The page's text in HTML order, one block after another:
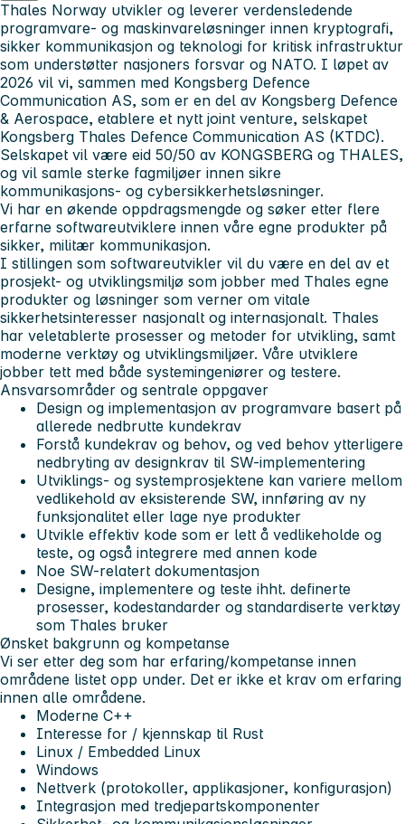
Thales Norway utvikler og leverer verdensledende
programvare- og maskinvareløsninger innen kryptografi,
sikker kommunikasjon og teknologi for kritisk infrastruktur
som understøtter nasjoners forsvar og NATO. I løpet av
2026 vil vi, sammen med Kongsberg Defence
Communication AS, som er en del av Kongsberg Defence
& Aerospace, etablere et nytt joint venture, selskapet
Kongsberg Thales Defence Communication AS (KTDC).
Selskapet vil være eid 50/50 av KONGSBERG og THALES,
og vil samle sterke fagmiljøer innen sikre
kommunikasjons- og cybersikkerhetsløsninger.
Vi har en økende oppdragsmengde og søker etter flere
erfarne softwareutviklere innen våre egne produkter på
sikker, militær kommunikasjon.
I stillingen som softwareutvikler vil du være en del av et
prosjekt- og utviklingsmiljø som jobber med Thales egne
produkter og løsninger som verner om vitale
sikkerhetsinteresser nasjonalt og internasjonalt. Thales
har veletablerte prosesser og metoder for utvikling, samt
moderne verktøy og utviklingsmiljøer. Våre utviklere
jobber tett med både systemingeniører og testere.
Ansvarsområder og sentrale oppgaver
Design og implementasjon av programvare basert på
allerede nedbrutte kundekrav
Forstå kundekrav og behov, og ved behov ytterligere
nedbryting av designkrav til SW-implementering
Utviklings- og systemprosjektene kan variere mellom
vedlikehold av eksisterende SW, innføring av ny
funksjonalitet eller lage nye produkter
Utvikle effektiv kode som er lett å vedlikeholde og
teste, og også integrere med annen kode
Noe SW-relatert dokumentasjon
Designe, implementere og teste ihht. definerte
prosesser, kodestandarder og standardiserte verktøy
som Thales bruker
Ønsket bakgrunn og kompetanse
Vi ser etter deg som har erfaring/kompetanse innen
områdene listet opp under. Det er ikke et krav om erfaring
innen alle områdene.
Moderne C++
Interesse for / kjennskap til Rust
Linux / Embedded Linux
Windows
Nettverk (protokoller, applikasjoner, konfigurasjon)
Integrasjon med tredjepartskomponenter